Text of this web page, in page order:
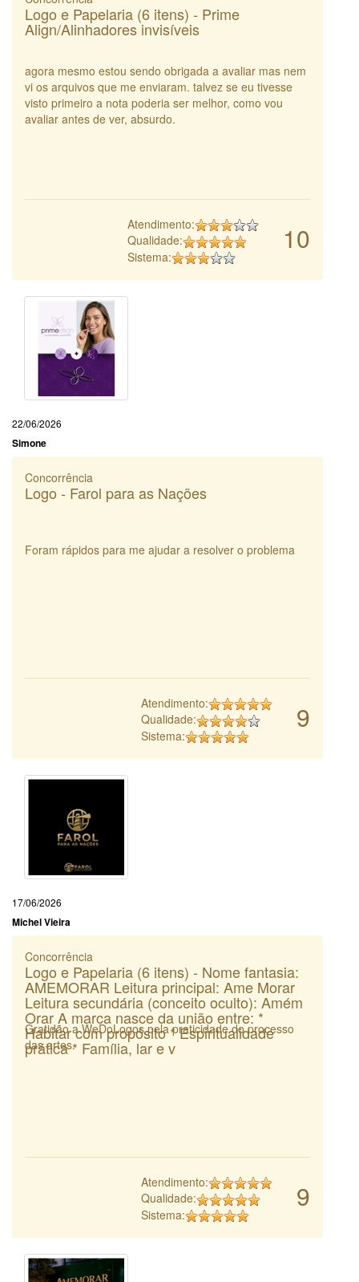
Logo e Papelaria (6 itens) - Prime
Align/Alinhadores invisíveis
agora mesmo estou sendo obrigada a avaliar mas nem
vi os arquivos que me enviaram. talvez se eu tivesse
visto primeiro a nota poderia ser melhor, como vou
avaliar antes de ver, absurdo.
10
Atendimento:
Qualidade:
Sistema:
22/06/2026
Simone
Concorrência
Logo - Farol para as Nações
Foram rápidos para me ajudar a resolver o problema
9
Atendimento:
Qualidade:
Sistema:
17/06/2026
Michel Vieira
Concorrência
Logo e Papelaria (6 itens) - Nome fantasia:
AMEMORAR Leitura principal: Ame Morar
Leitura secundária (conceito oculto): Amém
Orar A marca nasce da união entre: *
Habitar com propósito * Espiritualidade
prática * Família, lar e v
Gratidão a WeDoLogos pela praticidade do processo
das artes.
9
Atendimento:
Qualidade:
Sistema: